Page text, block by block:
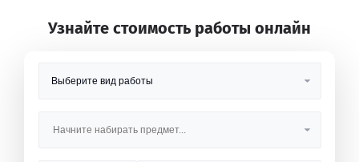
Узнайте стоимость работы онлайн